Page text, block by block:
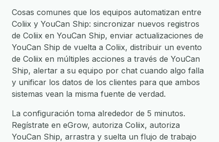
Cosas comunes que los equipos automatizan entre
Coliix y YouCan Ship: sincronizar nuevos registros
de Coliix en YouCan Ship, enviar actualizaciones de
YouCan Ship de vuelta a Coliix, distribuir un evento
de Coliix en múltiples acciones a través de YouCan
Ship, alertar a su equipo por chat cuando algo falla
y unificar los datos de los clientes para que ambos
sistemas vean la misma fuente de verdad.
La configuración toma alrededor de 5 minutos.
Regístrate en eGrow, autoriza Coliix, autoriza
YouCan Ship, arrastra y suelta un flujo de trabajo